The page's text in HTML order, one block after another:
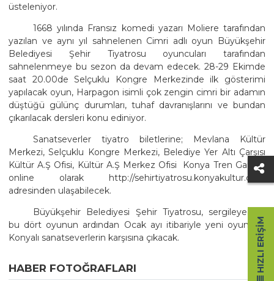
üsteleniyor.
1668 yılında Fransız komedi yazarı Moliere tarafından
yazılan ve aynı yıl sahnelenen Cimri adlı oyun Büyükşehir
Belediyesi Şehir Tiyatrosu oyuncuları tarafından
sahnelenmeye bu sezon da devam edecek. 28-29 Ekimde
saat 20.00de Selçuklu Kongre Merkezinde ilk gösterimi
yapılacak oyun, Harpagon isimli çok zengin cimri bir adamın
düştüğü gülünç durumları, tuhaf davranışlarını ve bundan
çıkarılacak dersleri konu ediniyor.
Sanatseverler tiyatro biletlerine; Mevlana Kültür
Merkezi, Selçuklu Kongre Merkezi, Belediye Yer Altı Çarşısı
Kültür A.Ş Ofisi, Kültür A.Ş Merkez Ofisi  Konya Tren Garı ve
online olarak http://sehirtiyatrosu.konyakultur.com
adresinden ulaşabilecek.
Büyükşehir Belediyesi Şehir Tiyatrosu, sergileyeceği
bu dört oyunun ardından Ocak ayı itibariyle yeni oyunlarla
Konyalı sanatseverlerin karşısına çıkacak.
HABER FOTOĞRAFLARI HIZLI ERIŞIM